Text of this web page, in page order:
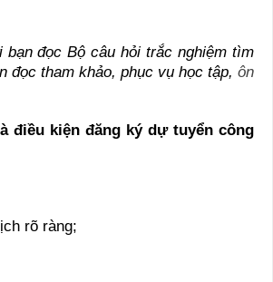
đọc Bộ câu hỏi trắc nghiệm tìm
đọc tham khảo, phục vụ học tập, ôn
điều kiện đăng ký dự tuyển công
rõ ràng;